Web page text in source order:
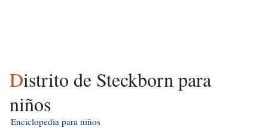
Distrito de Steckborn para
niños
Enciclopedia para niños